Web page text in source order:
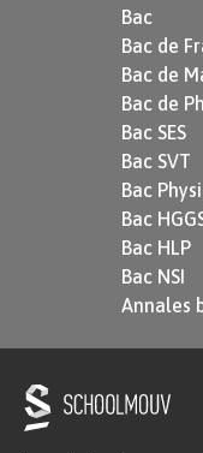
Dans cet
l’accent sur le
manière dont
Astuce
Les
Bac
Bac de
Bac de
Bac de
Bac SES
Bac SVT
Bac
Bac
Bac HLP
Bac NSI
Annales